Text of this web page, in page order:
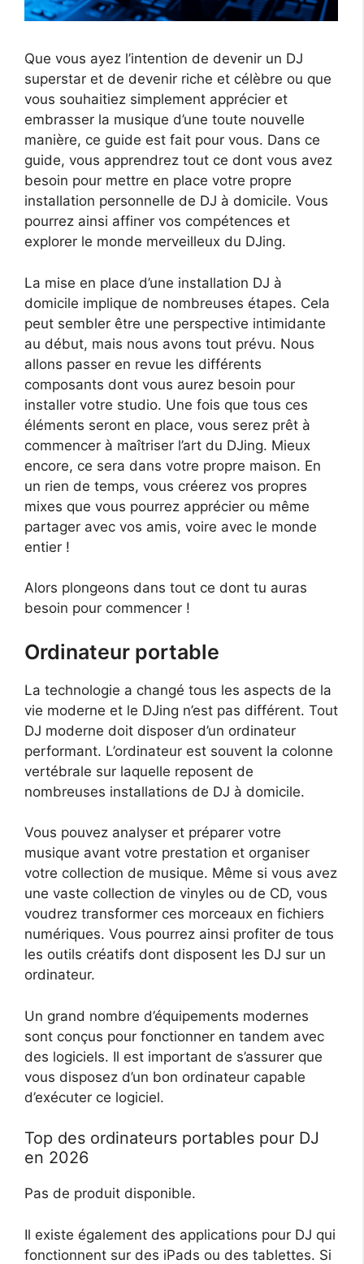
Que vous ayez l’intention de devenir un DJ
superstar et de devenir riche et célèbre ou que
vous souhaitiez simplement apprécier et
embrasser la musique d’une toute nouvelle
manière, ce guide est fait pour vous. Dans ce
guide, vous apprendrez tout ce dont vous avez
besoin pour mettre en place votre propre
installation personnelle de DJ à domicile. Vous
pourrez ainsi affiner vos compétences et
explorer le monde merveilleux du DJing.
La mise en place d’une installation DJ à
domicile implique de nombreuses étapes. Cela
peut sembler être une perspective intimidante
au début, mais nous avons tout prévu. Nous
allons passer en revue les différents
composants dont vous aurez besoin pour
installer votre studio. Une fois que tous ces
éléments seront en place, vous serez prêt à
commencer à maîtriser l’art du DJing. Mieux
encore, ce sera dans votre propre maison. En
un rien de temps, vous créerez vos propres
mixes que vous pourrez apprécier ou même
partager avec vos amis, voire avec le monde
entier !
Alors plongeons dans tout ce dont tu auras
besoin pour commencer !
Ordinateur portable
La technologie a changé tous les aspects de la
vie moderne et le DJing n’est pas différent. Tout
DJ moderne doit disposer d’un ordinateur
performant. L’ordinateur est souvent la colonne
vertébrale sur laquelle reposent de
nombreuses installations de DJ à domicile.
Vous pouvez analyser et préparer votre
musique avant votre prestation et organiser
votre collection de musique. Même si vous avez
une vaste collection de vinyles ou de CD, vous
voudrez transformer ces morceaux en fichiers
numériques. Vous pourrez ainsi profiter de tous
les outils créatifs dont disposent les DJ sur un
ordinateur.
Un grand nombre d’équipements modernes
sont conçus pour fonctionner en tandem avec
des logiciels. Il est important de s’assurer que
vous disposez d’un bon ordinateur capable
d’exécuter ce logiciel.
Top des ordinateurs portables pour DJ
en 2026
Pas de produit disponible.
Il existe également des applications pour DJ qui
fonctionnent sur des iPads ou des tablettes. Si